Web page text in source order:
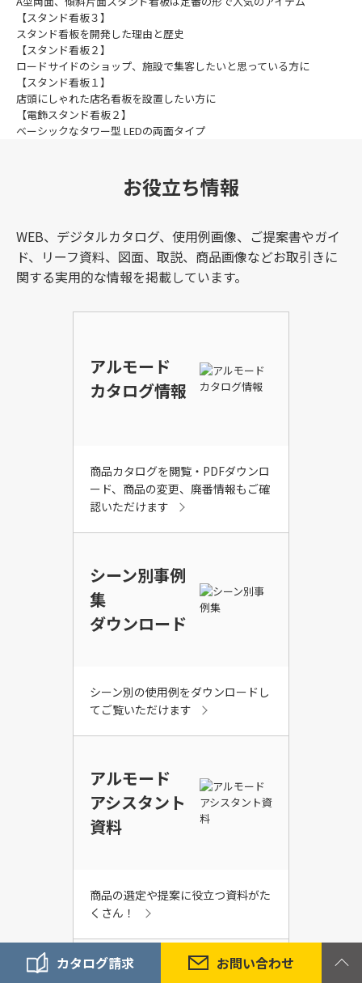
カタログ請求 お問い合わせ
【スタンド看板３】
スタンド看板を開発した理由と歴史
【スタンド看板２】
ロードサイドのショップ、施設で集客したいと思っている方に
【スタンド看板１】
店頭にしゃれた店名看板を設置したい方に
【電飾スタンド看板２】
ベーシックなタワー型 LEDの両面タイプ
お役立ち情報
WEB、デジタルカタログ、使用例画像、ご提案書やガイ
ド、リーフ資料、図面、取説、商品画像などお取引きに
関する実用的な情報を掲載しています。
アルモード
カタログ情報
商品カタログを閲覧・PDFダウンロ
ード、商品の変更、廃番情報もご確
認いただけます
シーン別事例
集
ダウンロード
シーン別の使用例をダウンロードし
てご覧いただけます
アルモード
アシスタント
資料
商品の選定や提案に役立つ資料がた
くさん！